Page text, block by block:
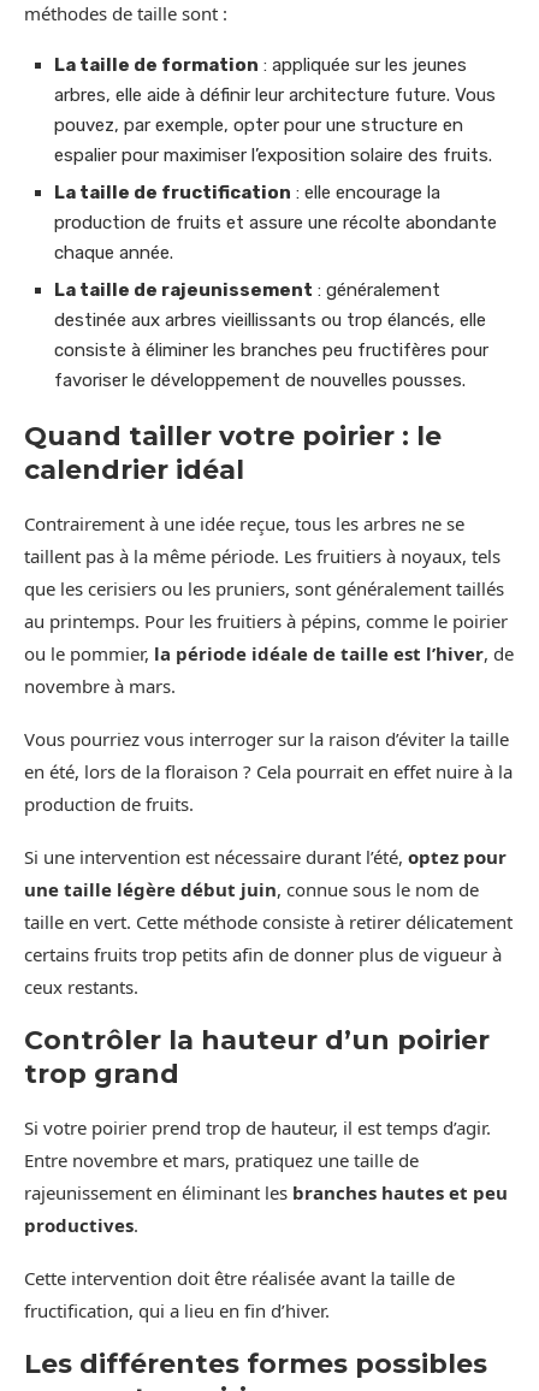
méthodes de taille sont :
La taille de formation : appliquée sur les jeunes
arbres, elle aide à définir leur architecture future. Vous
pouvez, par exemple, opter pour une structure en
espalier pour maximiser l’exposition solaire des fruits.
La taille de fructification : elle encourage la
production de fruits et assure une récolte abondante
chaque année.
La taille de rajeunissement : généralement
destinée aux arbres vieillissants ou trop élancés, elle
consiste à éliminer les branches peu fructifères pour
favoriser le développement de nouvelles pousses.
Quand tailler votre poirier : le
calendrier idéal
Contrairement à une idée reçue, tous les arbres ne se
taillent pas à la même période. Les fruitiers à noyaux, tels
que les cerisiers ou les pruniers, sont généralement taillés
au printemps. Pour les fruitiers à pépins, comme le poirier
ou le pommier, la période idéale de taille est l’hiver, de
novembre à mars.
Vous pourriez vous interroger sur la raison d’éviter la taille
en été, lors de la floraison ? Cela pourrait en effet nuire à la
production de fruits.
Si une intervention est nécessaire durant l’été, optez pour
une taille légère début juin, connue sous le nom de
taille en vert. Cette méthode consiste à retirer délicatement
certains fruits trop petits afin de donner plus de vigueur à
ceux restants.
Contrôler la hauteur d’un poirier
trop grand
Si votre poirier prend trop de hauteur, il est temps d’agir.
Entre novembre et mars, pratiquez une taille de
rajeunissement en éliminant les branches hautes et peu
productives.
Cette intervention doit être réalisée avant la taille de
fructification, qui a lieu en fin d’hiver.
Les différentes formes possibles